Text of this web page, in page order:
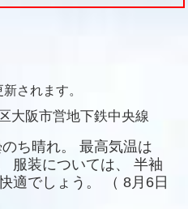
されます。
大阪市営地下鉄中央線
ち晴れ。
最高気温は
服装については、
半袖
適でしょう。
（ 8月6日